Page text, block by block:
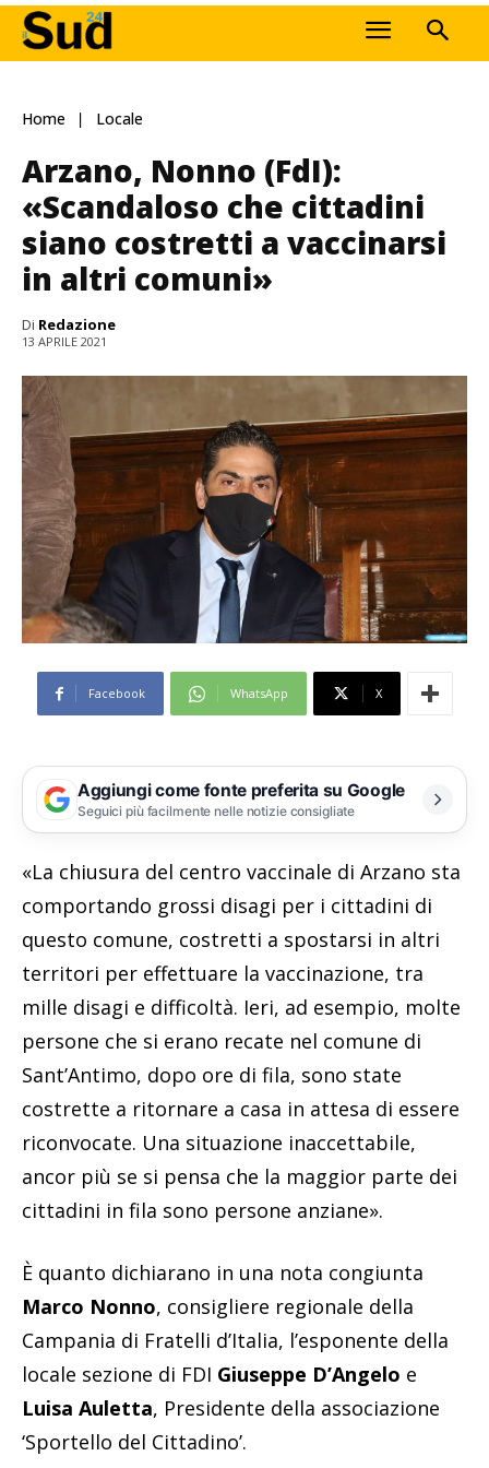
Home Locale
Arzano, Nonno (FdI):
«Scandaloso che cittadini
siano costretti a vaccinarsi
in altri comuni»
Di Redazione
13 APRILE 2021
Facebook WhatsApp X
Aggiungi come fonte preferita su Google
Seguici più facilmente nelle notizie consigliate
«La chiusura del centro vaccinale di Arzano sta
comportando grossi disagi per i cittadini di
questo comune, costretti a spostarsi in altri
territori per effettuare la vaccinazione, tra
mille disagi e difficoltà. Ieri, ad esempio, molte
persone che si erano recate nel comune di
Sant’Antimo, dopo ore di fila, sono state
costrette a ritornare a casa in attesa di essere
riconvocate. Una situazione inaccettabile,
ancor più se si pensa che la maggior parte dei
cittadini in fila sono persone anziane».
È quanto dichiarano in una nota congiunta
Marco Nonno, consigliere regionale della
Campania di Fratelli d’Italia, l’esponente della
locale sezione di FDI Giuseppe D’Angelo e
Luisa Auletta, Presidente della associazione
‘Sportello del Cittadino’.